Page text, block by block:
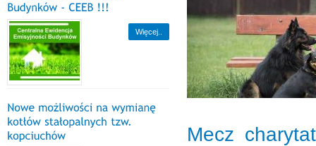
Więcej..
Mecz